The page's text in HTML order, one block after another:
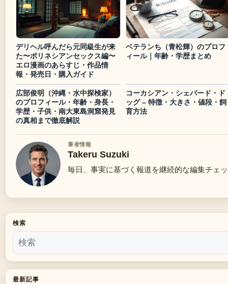
デリヘル呼んだら元同級生が来
た〜ポリネシアンセックス編〜
エロ漫画のあらすじ・作品情
報・発売日・購入ガイド
ベテランち（青松輝）のプロフ
ィール｜年齢・学歴まとめ
広部俊明（沖縄・水中探検家）
のプロフィール・年齢・身長・
学歴・子供・南大東島洞窟発見
の真相まで徹底解説
コーカシアン・シェパード・ド
ッグ – 特徴・大きさ・値段・飼
育方法
筆者情報
Takeru Suzuki
毎日、事実に基づく報道を継続的な編集チェ
検索
最新記事